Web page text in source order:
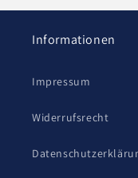
Informationen
Impressum
Widerrufsrecht